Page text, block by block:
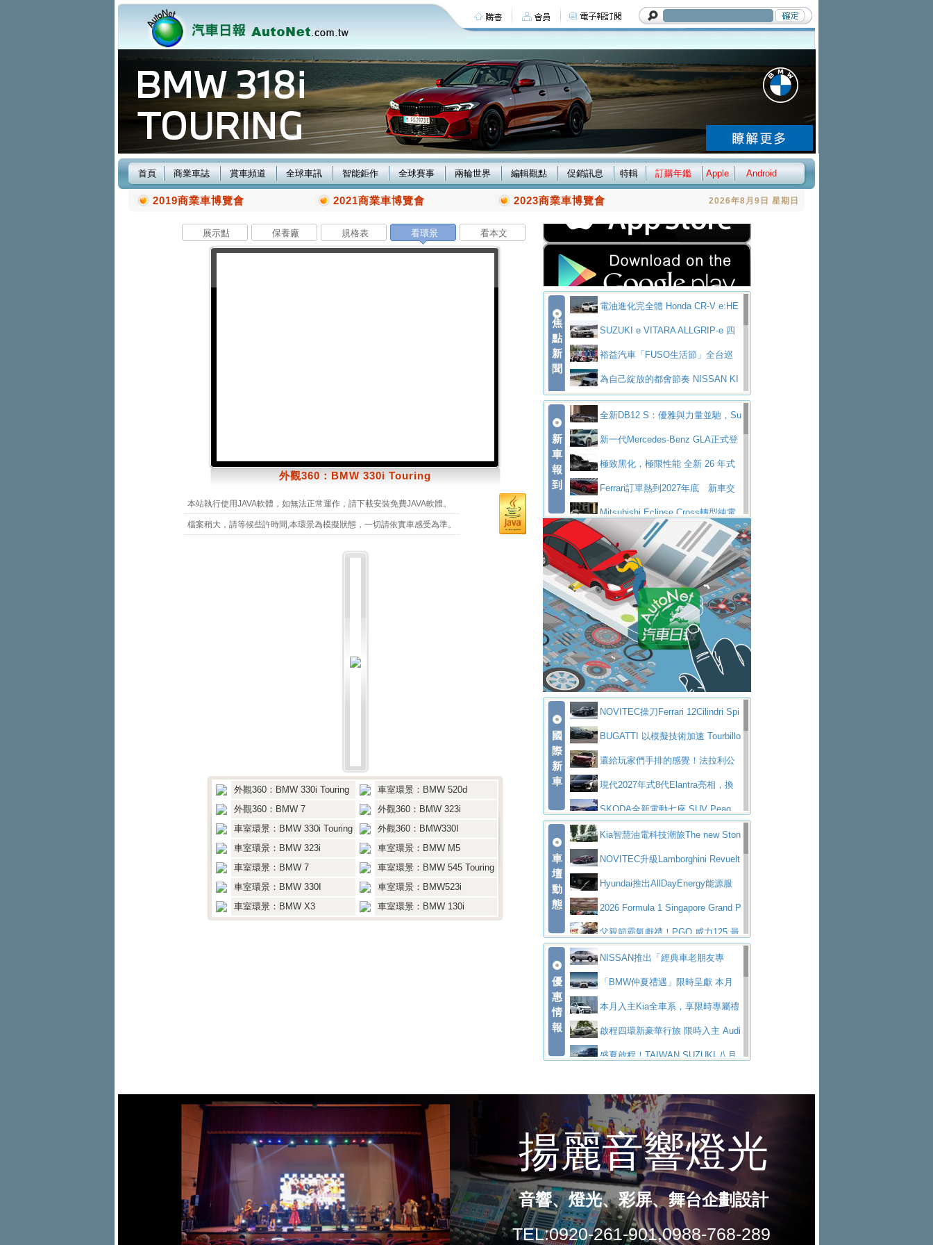
首頁 商業車誌 賞車頻道 全球車訊 智能鉅作 全球賽事 兩輪世界 編輯觀點 促銷訊息 特輯 訂購年鑑 Apple Android
2019商業車博覽會 2021商業車博覽會 2023商業車博覽會 2026年8月9日 星期日
展示點 保養廠 規格表 看環景 看本文
外觀360：BMW 330i Touring
本站執行使用JAVA軟體，如無法正常運作，請下載安裝免費JAVA軟體。
檔案稍大，請等候些許時間,本環景為模擬狀態，一切請依實車感受為準。
外觀360：BMW 330i Touring
車室環景：BMW 520d
外觀360：BMW 7
外觀360：BMW 323i
車室環景：BMW 330i Touring
外觀360：BMW330I
車室環景：BMW 323i
車室環景：BMW M5
車室環景：BMW 7
車室環景：BMW 545 Touring
車室環景：BMW 330I
車室環景：BMW523i
車室環景：BMW X3
車室環景：BMW 130i
焦
點
新
聞
電油進化完全體 Honda CR-V e:HE
V PrestigeSUZUKI e VITARA ALLGRIP-e 四
驅精神的純電新詮釋
裕益汽車「FUSO生活節」全台巡
迴 結合生活體驗、交通安全與購車優惠
為自己綻放的都會節奏 NISSAN KI
CKS SAKURA為品味獨具層峰買家打造的頂級座
駕，MAZDA CX-90 33T AWD Premium Ca
ptain Seat
EV
技的座駕! Ford Territory中型油電休旅
SO Super Great今日在台登場，結合先進安
全輔助科技
ntis四品牌經銷權，全新多品牌旗艦展示中
心開幕啟用
屏東特搜大隊再添新利器 SITRAK
救助器材車買氣不衰、SUZUKI經銷商勇於開啟
全新大店，新北都鈴木占地500坪土城旗艦
展示中心開幕
2025第七屆ISUZU運轉職人挑戰賽
熱血登場 展現極致車技與專業職人精神
H2GP世界總決賽圓滿落幕 台灣團
隊表現精彩淨零減碳指標性應用 純電動水泥預
拌車 消防車除了滅火裝備還需要什麼？
一探SITRAK “準” 消防車的究竟
大益金龍初試啼聲，汽柴油5噸貨車
不是對手正宗年鑑2025年全球自動車年鑑1月
下旬問世！2024第六屆ISUZU運轉職人挑戰賽
首度前進南台灣熱烈開戰
豪華電能休旅新星 Audi Q4 Sportba
ck 55 e-tron S lineScania Taiwan 逆風而行，加深力
道投資布局
新
車
報
到
全新DB12 S：優雅與力量並馳，Su
per Tourer的顛峰之作
新一代Mercedes-Benz GLA正式登
場 續航最高657公里、支援320kW快充
極致黑化，極限性能 全新 26 年式
DEFENDER OCTA BLACK 限量登台
Ferrari訂單熱到2027年底 新車交
付至少得等一年以上
Mitsubishi Eclipse Cross轉型純電
休旅 87kWh電池續航超過600公里
全新BMW 318i Touring豪華旅行車
全台限量200台 進化現型
不等零關稅的紅利，Jeep品牌今日
起展開首批車交車
Volvo EX60 即將叩關，靜肅性、底
盤與數位介面搶先揭露
Audi Q9 將於 2026 年底上市 旗艦
大型 SUV 鎖定七人座豪華市場
BMW攜手漫威電影【蜘蛛人：重生
日】 Skoda 發表全新 Peaq 內裝：七人
座純電旗艦 SUV，行李廂最大可達 935 公
升
全新純電 Mercedes-Benz C 400 4
MATIC Electric 登場
奢華與科技大躍進，MAZDA全新3
代CX-5全方位進化提前亮相並展開預售94.9
萬起
馬自達公布 2027 年式 MX-5 更
新，新增 Yakudo 特別版
Skoda Peaq 發表全新電動動力系
統 最長續航逾 640 公里、支援雙向供電
BMW M2 首度導入 xDrive 四驅，
美國與瑞士需求成關鍵推手
The all-new T-Roc 魅力 自成焦點
Maserati GT2 Stradale「Tribute to
MC12」全球首度亮相
迎接 RANGE ROVER 品牌家族第
五位成員 全新 RANGE ROVER GT 預告登
場
造型華麗時尚、科技座艙再進化，P
eugeot 208小改款發表上市94.8萬起
國
際
新
車
NOVITEC操刀Ferrari 12Cilindri Spi
der 碳纖維空力、鍛造輪圈與Inconel排氣
上身
BUGATTI 以模擬技術加速 Tourbillo
n 動態開發還給玩家們手排的感覺！法拉利公
布12Cilidri Manaule手排超跑產品細節
現代2027年式8代Elantra亮相，換
裝更銳利的造型、更先進的資訊娛樂系統及
更高效的動力
SKODA全新電動七座 SUV Peaq
問世，擁有品牌史上最寬敞且豪華的座艙
AUDI推出首款高性能油電超跑Nuvo
lari，0到100公里加速2.6秒、極速350公里
／小時
百年三叉戟傳奇再啟程 Maserati 重
返 1000 Miglia 傳承競速榮耀
法拉利首款純電跑車Luce亮相，最
大馬力超過1000匹並具備530公里最大續航
里程
小車大空間、座艙科技更先進，SK
ODA發表全新純電跨界休旅Eipq祭平民化車
價89萬起
賓士AMG.EA專屬平台首作，Merc
edes-AMG 全新GT 4-Door Coupe全球首發
福斯推出首款GTI純電性能掀背ID.
Polo GTI，擁有226匹馬力和零百加速 6.8
秒的實力
Jaguar 公布四門 GT車款正式車名
為JAGUAR TYPE 01
終於跟上進度，LEXUS發表首款三
排六座純電旗艦休旅 TZ
有錢也買不到的Golf R！福斯打造
全新Golf R 24h賽車將挑戰紐柏林24小時耐
SKODA公布全新小型純電跨界休旅
萬，續航里程可達到455公里附氣動式按摩
座椅
福斯宣布Golf與T-Roc推出Full Hybri
d全油電複合動力車型，預計於今年第四季
上市
KIA米蘭設計周展出Vision Meta Tu
rismo概念車並公布所有相關資訊，未來將
是命名為EV8
BMW 旗艦房車7系列中期改款，外
觀煥然一新、內裝科技與電動車續航里程大
幅升級
借「東風」之力，HONDA推出中國
製造日本重新貼牌全新4代Insight純電動休
旅
車
壇
動
態
Kia智慧油電科技潮旅The new Ston
ic 1-7月累計銷量創歷史新高
NOVITEC升級Lamborghini Revuelt
o 綜效輸出增至1,048匹
Hyundai推出AllDayEnergy能源服
務 讓電動車化身行動儲能系統
2026 Formula 1 Singapore Grand P
rix 新加坡大獎賽 Audi 極速之旅開放報名
父親節霸氣獻禮！PGO 威力125 最
低入手價 $60,900 起 省油ｘ安全ｘ大空間
陪爸爸輕鬆
HYUNDAI PORTER II逆勢成長，
勇奪中型貨車銷售冠軍
和運租車榮獲國家品牌玉山獎 以智
慧移動與綠能創新
福斯商旅挺頭家 推出「德系質感 精
算圓夢」專案格上租車暑期享8% LINE POINTS
回饋 再抽黑鑰匙尊榮禮遇
NISSAN X-TRAIL 上市首月銷量
乘就送限量「幸福駕到」過爐御守
Subaru推動燃油、油電與純電車混
線生產 以彈性製造應對市場變化
Volvo Trucks 承諾成為高科技供應
鏈的可靠夥伴Toyota歐洲純電車銷量翻倍 2026
上半年成長113％
匠心淬鍊展現世代躍進 ALL-NEW
MAZDA CX-5 延長保固禮遇限時實施
魅力 自成焦點 胡宇威擔任 The all-
new T-Roc 品牌大使 攜手Volkswagen展現
Nissan力拚縮短新車開發週期 導
優
惠
情
報
NISSAN推出「經典車老朋友專
案」 以匠人精神煥新珍品座駕
「BMW仲夏禮遇」限時呈獻 本月
入主即享尊榮豪華五星假期 多元優購方案
同步實施
本月入主Kia全車系，享限時專屬禮
遇 啟程四環新豪華行旅 限時入主 Audi
A6 旗艦陣容 低月付5,888元起及3 年乙式險
盛夏啟程！TAIWAN SUZUKI 八月
0 PLUS酷涼特仕版升級通風座椅
Ford天外飛來禮 Territory旗艦響宴
三件組 再享0利率 入主再抽美國雙人來回機
票
Forester油電版上市週年保固升級
父親節再享SUBARU爸氣豪禮
PEUGEOT、CITROEN「EN ROU
TE！La Vie en Route｜法式日常，即刻啟
程」 全車系享 5 年
全能ZS翻玩新視界！全新27年式換
裝曜黑風格套件 含舊換新60萬內輕鬆入手
暑假購車趁現在！ PGO 全車系一
日限定賞車會 指定車款送3,000元加油卡
特斯拉掀充電價格戰 EVOASIS推